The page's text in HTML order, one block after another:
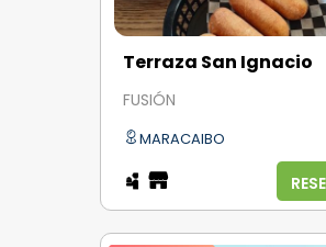
Terraza San Ignacio
FUSIÓN
MARACAIBO